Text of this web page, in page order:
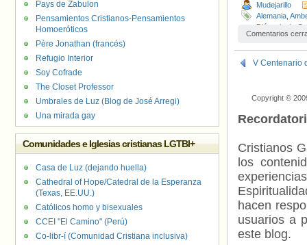
Mudejarillo
Alemania
Diócesis de
Bonny,Jorge
Maria Woelki,
Comentarios
V Centenario
Copyright ©
Cristianos
los
hacen
usuarios a
este blog.
Pays de Zabulon
Pensamientos Cristianos-Pensamientos
Homoeróticos
Père Jonathan (francés)
Refugio Interior
Soy Cofrade
The Closet Professor
Umbrales de Luz (Blog de José Arregi)
Una mirada gay
Comunidades e Iglesias cristianas LGTBI+
Casa de Luz (dejando huella)
Cathedral of Hope/Catedral de la Esperanza
(Texas, EE.UU.)
Católicos homo y bisexuales
CCEI "El Camino" (Perú)
Co-libr-í (Comunidad Cristiana inclusiva)